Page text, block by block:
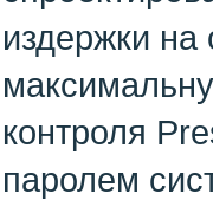
издержки на
контроля
паролем